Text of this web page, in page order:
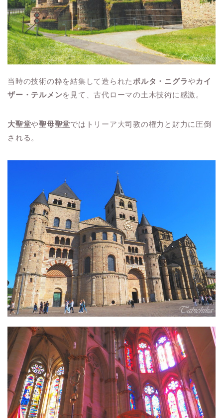
当時の技術の粋を結集して造られた ポルタ・ニグラやカイ
ザー・テルメンを見て、古代ローマの土木技術に感激。
大聖堂や聖母聖堂ではトリーア大司教の権力と財力に圧倒
される。